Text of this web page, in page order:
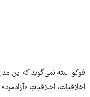
فوکو البته نمی‌گوید که این
اخلاقیات، اخلاقیاتِ